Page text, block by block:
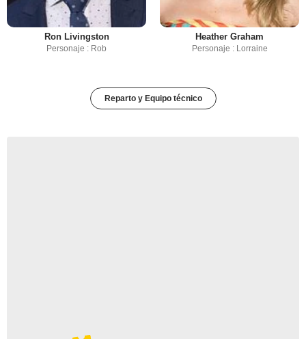
Ron Livingston
Personaje : Rob
Heather Graham
Personaje : Lorraine
Reparto y Equipo técnico